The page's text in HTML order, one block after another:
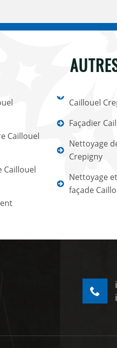
Caillouel
Caillouel
Caillouel
Façadier
Nettoyage
Crepigny
Nettoyage
façade